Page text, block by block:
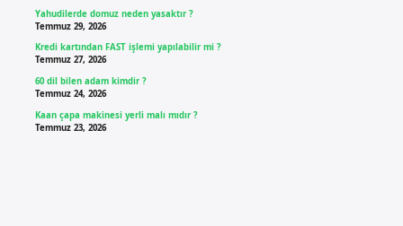
Yahudilerde domuz neden yasaktır ?
Temmuz 29, 2026
Kredi kartından FAST işlemi yapılabilir mi ?
Temmuz 27, 2026
60 dil bilen adam kimdir ?
Temmuz 24, 2026
Kaan çapa makinesi yerli malı mıdır ?
Temmuz 23, 2026